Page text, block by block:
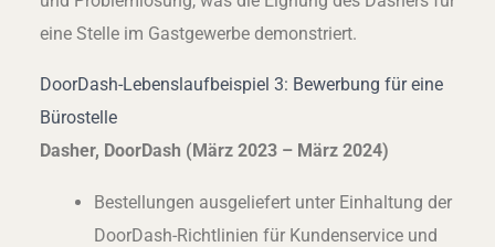
eine Stelle im Gastgewerbe demonstriert.
DoorDash-Lebenslaufbeispiel 3: Bewerbung für eine
Bürostelle
Dasher, DoorDash (März 2023 – März 2024)
Bestellungen ausgeliefert unter Einhaltung der
DoorDash-Richtlinien für Kundenservice und